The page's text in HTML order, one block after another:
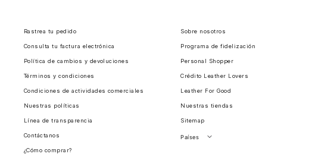
Rastrea tu pedido
Consulta tu factura electrónica
Política de cambios y devoluciones
Términos y condiciones
Condiciones de actividades comerciales
Nuestras políticas
Línea de transparencia
Contáctanos
¿Cómo comprar?
Sobre nosotros
Programa de fidelización
Personal Shopper
Crédito Leather Lovers
Leather For Good
Nuestras tiendas
Sitemap
Países